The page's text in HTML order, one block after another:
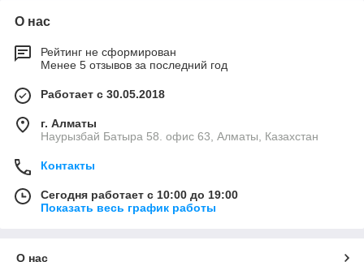
О нас
Рейтинг не сформирован
Менее 5 отзывов за последний год
Работает с 30.05.2018
г. Алматы
Наурызбай Батыра 58. офис 63, Алматы, Казахстан
Контакты
Сегодня работает с 10:00 до 19:00
Показать весь график работы
О нас